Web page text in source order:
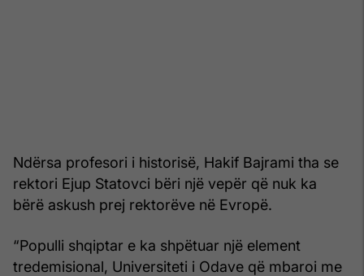
Ndërsa profesori i historisë, Hakif Bajrami tha se
rektori Ejup Statovci bëri një vepër që nuk ka
bërë askush prej rektorëve në Evropë.
“Populli shqiptar e ka shpëtuar një element
tredemisional, Universiteti i Odave që mbaroi me